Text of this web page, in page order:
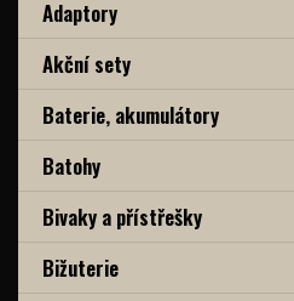
Adaptory
Akční sety
Baterie, akumulátory
Batohy
Bivaky a přístřešky
Bižuterie